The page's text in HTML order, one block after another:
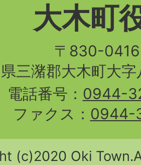
大木町
〒830-
三潴郡大木町大
電話番号： 0944-
ファクス： 0944-
(c)2020 Oki